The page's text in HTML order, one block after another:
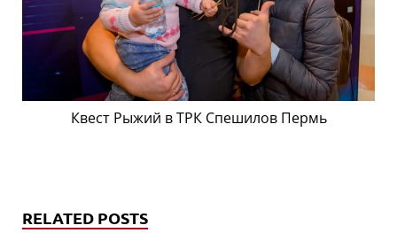
Квест Рыжий в ТРК Спешилов Пермь
RELATED POSTS